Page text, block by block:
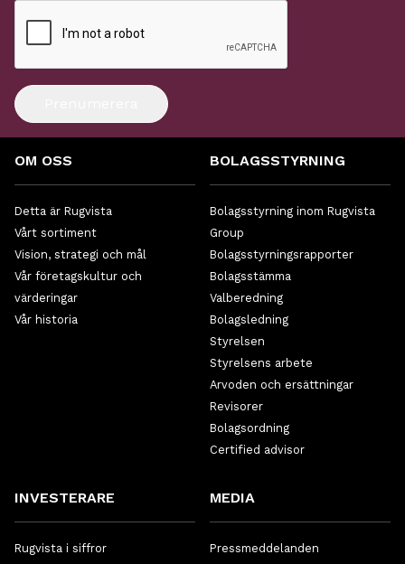
OM OSS
Detta är Rugvista
Vårt sortiment
Vision, strategi och mål
Vår företagskultur och
värderingar
Vår historia
BOLAGSSTYRNING
Bolagsstyrning inom Rugvista
Group
Bolagsstyrningsrapporter
Bolagsstämma
Valberedning
Bolagsledning
Styrelsen
Styrelsens arbete
Arvoden och ersättningar
Revisorer
Bolagsordning
Certified advisor
INVESTERARE
Rugvista i siffror
MEDIA
Pressmeddelanden